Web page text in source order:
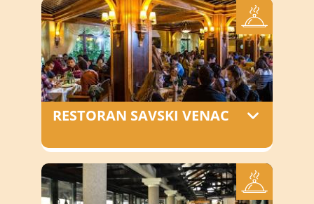
RESTORAN SAVSKI VENAC
da sačuva “šmek” i tradiciju ovog grada
u kome su kafane oduvek bile njegov
zaštitni znak.